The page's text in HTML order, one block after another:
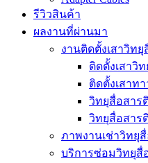
รีวิวสินค้า
ผลงานที่ผ่านมา
งานติดตั้งเสาวิทยุ
ติดตั้งเสาวิ
ติดตั้งเสาทา
วิทยุสื่อสาร
วิทยุสื่อสาร
ภาพงานเช่าวิทยุ
บริการซ่อมวิทยุสื่